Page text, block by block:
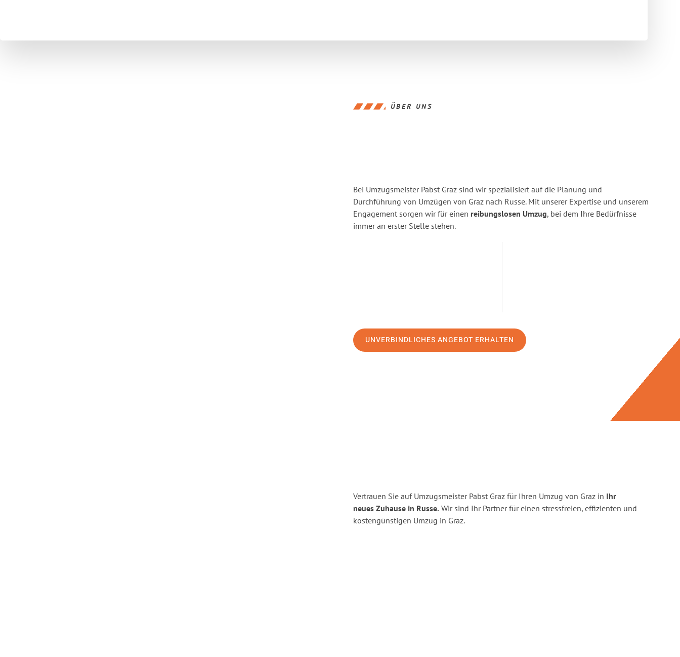
ÜBER UNS
Bei Umzugsmeister Pabst Graz sind wir spezialisiert auf die Planung und
Durchführung von Umzügen von Graz nach Russe. Mit unserer Expertise und unserem
Engagement sorgen wir für einen reibungslosen Umzug, bei dem Ihre Bedürfnisse
immer an erster Stelle stehen.
UNVERBINDLICHES ANGEBOT ERHALTEN
Vertrauen Sie auf Umzugsmeister Pabst Graz für Ihren Umzug von Graz in Ihr
neues Zuhause in Russe. Wir sind Ihr Partner für einen stressfreien, effizienten und
kostengünstigen Umzug in Graz.